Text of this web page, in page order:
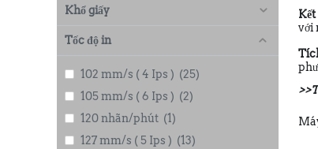
Khổ giấy
Tốc độ in
102 mm/s ( 4 Ips ) (25)
105 mm/s ( 6 Ips ) (2)
120 nhãn/phút (1)
127 mm/s ( 5 Ips ) (13)
với